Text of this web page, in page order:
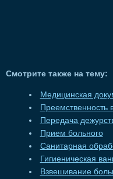
Смотрите также на тему:
Медицинская
Преемственность
Передача
Прием больного
Санитарная
Гигиеническая
Взвешивание